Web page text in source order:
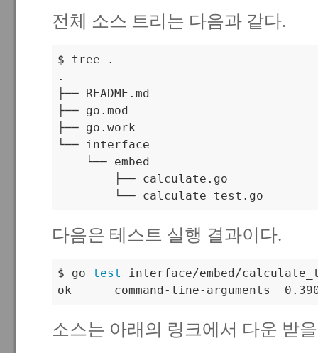
전체 소스 트리는 다음과 같다.
$ tree .
.
├── README.md
├── go.mod
├── go.work
└── interface
    └── embed
        ├── calculate.go
        └── calculate_test.go
다음은 테스트 실행 결과이다.
$ go test
interface/embed/
ok      command-line-arguments
소스는 아래의 링크에서 다운 받